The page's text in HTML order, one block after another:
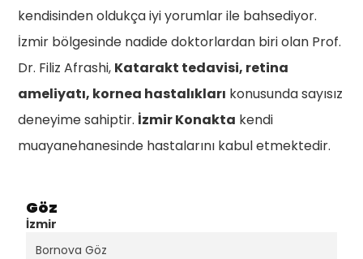
Göz
İzmir
Bornova Göz
kendisinden oldukça iyi yorumlar ile bahsediyor.
İzmir bölgesinde nadide doktorlardan biri olan Prof.
Dr. Filiz Afrashi, Katarakt tedavisi, retina
ameliyatı, kornea hastalıkları konusunda sayısız
deneyime sahiptir. İzmir Konakta kendi
muayanehanesinde hastalarını kabul etmektedir.